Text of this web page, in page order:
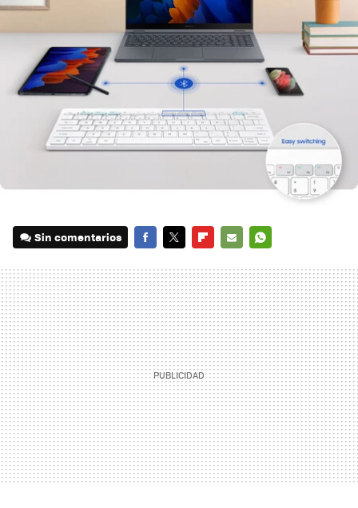
Sin comentarios
MAIL